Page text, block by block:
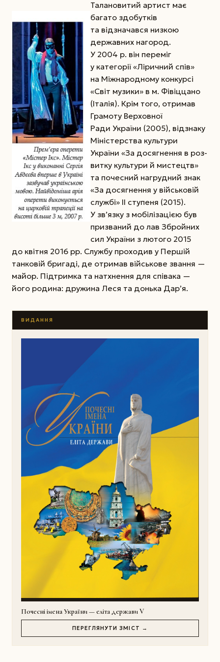
Талановитий артист має
багато здобутків
та відзначався низкою
державних нагород.
У 2004 р. він переміг
у категорії «Ліричний спів»
на Міжнародному конкурсі
«Світ музики» в м. Фівіццано
(Італія). Крім того, отримав
Грамоту Верховної
Ради України (2005), відзнаку
­Міністерства культури
України «За досягнення в роз­
витку культури й мистецтв»
та почесний нагрудний знак
«За досяг­нення у військовій
службі» II ступе­ня (2015).
У зв’язку з мобілізацією був
призваний до лав Збройних
сил України з лютого 2015
до квітня 2016 рр. Службу проходив у Першій
танковій бригаді, де отримав військове звання —
майор. Підтримка та натхнення для співака —
його родина: дружина Леся та донька Дар’я.
ВИДАННЯ
Почесні імена України — еліта держави V
ПЕРЕГЛЯНУТИ ЗМІСТ →